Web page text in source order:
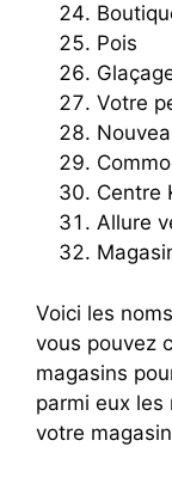
Pois
Votre
Centre
Allure
Voici les
vous pouvez
magasins
parmi eux les
votre